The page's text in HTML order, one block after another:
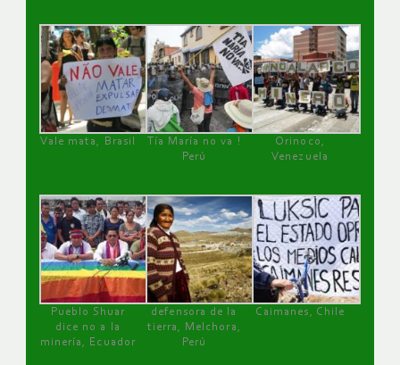
Vale mata, Brasil
Tía María no va !
Perú
Orinoco,
Venezuela
Pueblo Shuar
dice no a la
minería, Ecuador
defensora de la
tierra, Melchora,
Perú
Caimanes, Chile